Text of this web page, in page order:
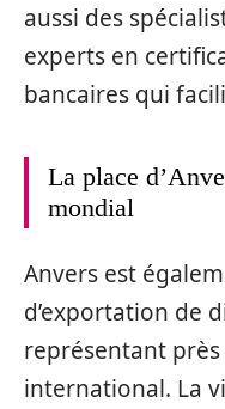
aussi des
experts en
bancaires qui
La place
mondial
Anvers est
d’exportation de
représentant
international. La